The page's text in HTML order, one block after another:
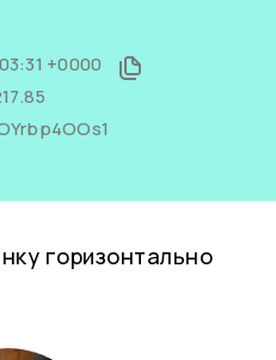
+0000
горизонтально